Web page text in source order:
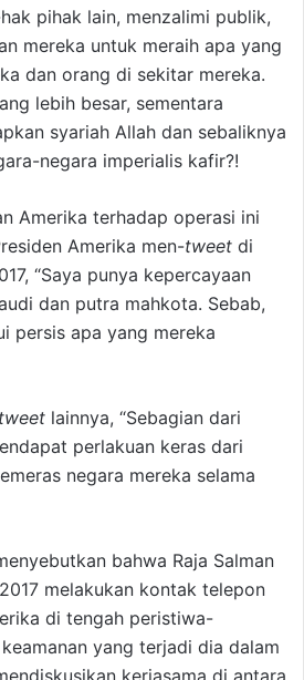
pihak lain, menzalimi publik,
mereka untuk meraih apa yang
dan orang di sekitar mereka.
lebih besar, sementara
syariah Allah dan sebaliknya
negara imperialis kafir?!
Amerika terhadap operasi ini
Amerika men-tweet di
“Saya punya kepercayaan
dan putra mahkota. Sebab,
persis apa yang mereka
tweet lainnya, “Sebagian dari
perlakuan keras dari
negara mereka selama
bahwa Raja Salman
melakukan kontak telepon
di tengah peristiwa-
yang terjadi dia dalam
kerjasama di antara